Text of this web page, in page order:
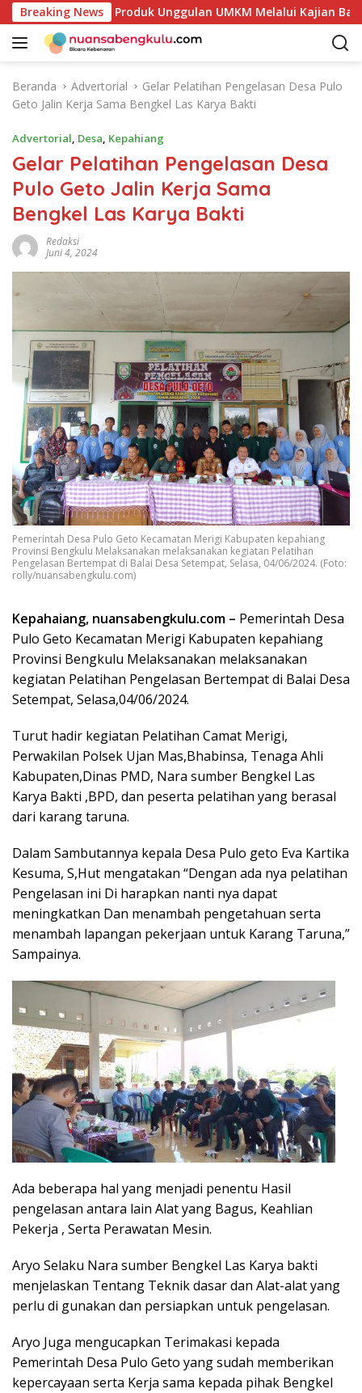
a
Breaking News
Potensi Produk Unggulan UMKM Melalui Kajian Bank
Beranda Advertorial
Gelar Pelatihan Pengelasan Desa Pulo
Geto Jalin Kerja Sama Bengkel Las Karya Bakti
Advertorial, Desa, Kepahiang
Gelar Pelatihan Pengelasan Desa
Pulo Geto Jalin Kerja Sama
Bengkel Las Karya Bakti
Redaksi
Juni 4, 2024
Pemerintah Desa Pulo Geto Kecamatan Merigi Kabupaten kepahiang
Provinsi Bengkulu Melaksanakan melaksanakan kegiatan Pelatihan
Pengelasan Bertempat di Balai Desa Setempat, Selasa, 04/06/2024. (Foto:
rolly/nuansabengkulu.com)
Kepahaiang, nuansabengkulu.com – Pemerintah Desa
Pulo Geto Kecamatan Merigi Kabupaten kepahiang
Provinsi Bengkulu Melaksanakan melaksanakan
kegiatan Pelatihan Pengelasan Bertempat di Balai Desa
Setempat, Selasa,04/06/2024.
Turut hadir kegiatan Pelatihan Camat Merigi,
Perwakilan Polsek Ujan Mas,Bhabinsa, Tenaga Ahli
Kabupaten,Dinas PMD, Nara sumber Bengkel Las
Karya Bakti ,BPD, dan peserta pelatihan yang berasal
dari karang taruna.
Dalam Sambutannya kepala Desa Pulo geto Eva Kartika
Kesuma, S,Hut mengatakan “Dengan ada nya pelatihan
Pengelasan ini Di harapkan nanti nya dapat
meningkatkan Dan menambah pengetahuan serta
menambah lapangan pekerjaan untuk Karang Taruna,”
Sampainya.
Ada beberapa hal yang menjadi penentu Hasil
pengelasan antara lain Alat yang Bagus, Keahlian
Pekerja , Serta Perawatan Mesin.
Aryo Selaku Nara sumber Bengkel Las Karya bakti
menjelaskan Tentang Teknik dasar dan Alat-alat yang
perlu di gunakan dan persiapkan untuk pengelasan.
Aryo Juga mengucapkan Terimakasi kepada
Pemerintah Desa Pulo Geto yang sudah memberikan
kepercayaan serta Kerja sama kepada pihak Bengkel